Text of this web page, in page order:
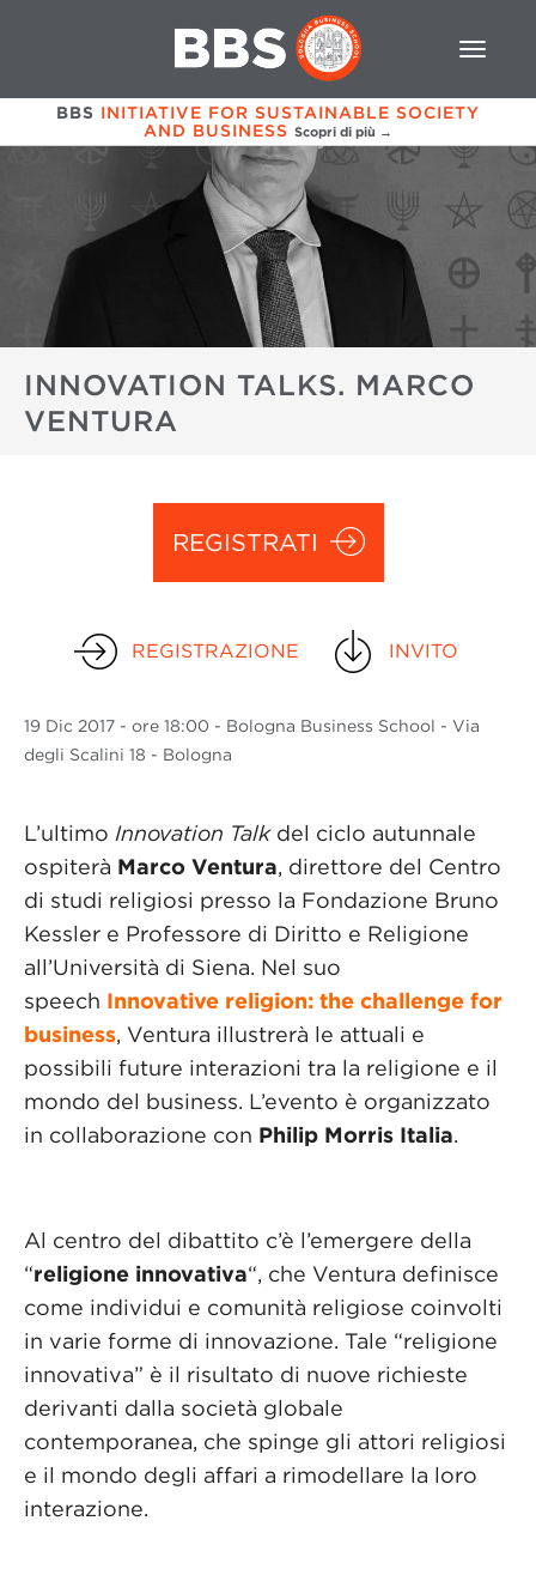
BBS INITIATIVE FOR SUSTAINABLE SOCIETY
AND BUSINESS Scopri di più →
INNOVATION TALKS. MARCO
VENTURA
REGISTRATI
19 Dic 2017 - ore 18:00 - Bologna Business School - Via
degli Scalini 18 - Bologna
REGISTRAZIONE INVITO
L’ultimo Innovation Talkdel ciclo autunnale
ospiterà Marco Ventura, direttore del Centro
di studi religiosi presso la Fondazione Bruno
Kessler e Professore di Diritto e Religione
all’Università di Siena. Nel suo
speech Innovative religion: the challenge for
business, Ventura illustrerà le attuali e
possibili future interazioni tra la religione e il
mondo del business. L’evento è organizzato
in collaborazione con Philip Morris Italia.
Al centro del dibattito c’è l’emergere della
“religione innovativa“, che Ventura definisce
come individui e comunità religiose coinvolti
in varie forme di innovazione. Tale “religione
innovativa” è il risultato di nuove richieste
derivanti dalla società globale
contemporanea, che spinge gli attori religiosi
e il mondo degli affari a rimodellare la loro
interazione.